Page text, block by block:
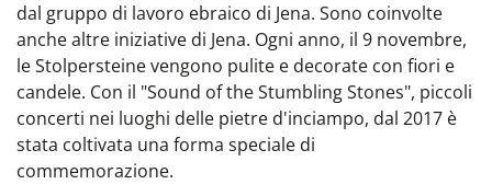
dal gruppo di lavoro ebraico di Jena. Sono coinvolte
anche altre iniziative di Jena. Ogni anno, il 9 novembre,
le Stolpersteine vengono pulite e decorate con fiori e
candele. Con il "Sound of the Stumbling Stones", piccoli
concerti nei luoghi delle pietre d'inciampo, dal 2017 è
stata coltivata una forma speciale di
commemorazione.